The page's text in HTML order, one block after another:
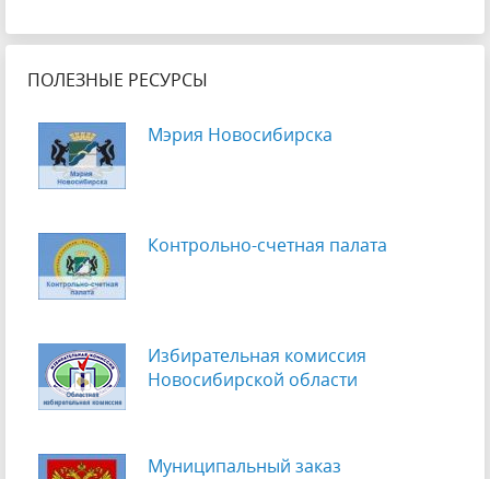
ПОЛЕЗНЫЕ РЕСУРСЫ
Мэрия Новосибирска
Контрольно-счетная палата
Избирательная комиссия
Новосибирской области
Муниципальный заказ